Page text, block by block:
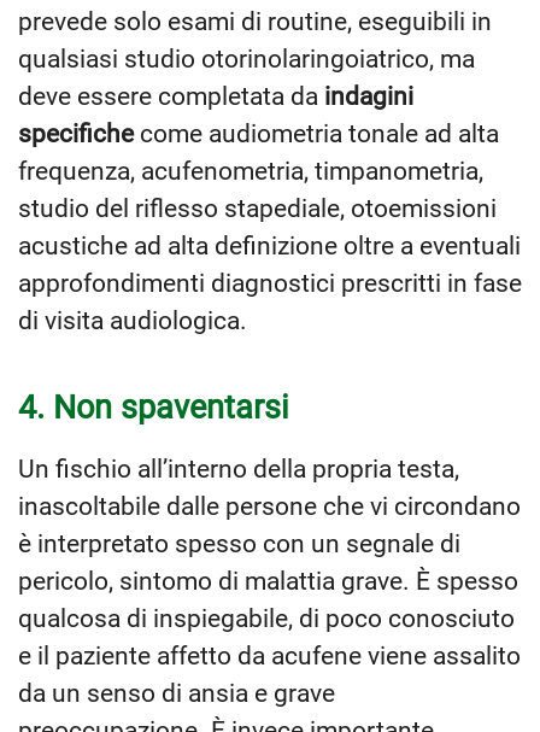
prevede solo esami di routine, eseguibili in
qualsiasi studio otorinolaringoiatrico, ma
deve essere completata da indagini
specifichecome audiometria tonale ad alta
frequenza, acufenometria, timpanometria,
studio del riflesso stapediale, otoemissioni
acustiche ad alta definizione oltre a eventuali
approfondimenti diagnostici prescritti in fase
di visita audiologica.
4. Non spaventarsi
Un fischio all’interno della propria testa,
inascoltabile dalle persone che vi circondano
è interpretato spesso con un segnale di
pericolo, sintomo di malattia grave. È spesso
qualcosa di inspiegabile, di poco conosciuto
e il paziente affetto da acufene viene assalito
da un senso di ansia e grave